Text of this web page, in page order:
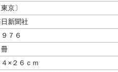
東京〕
新聞社
９７６
冊
４×２６ｃｍ